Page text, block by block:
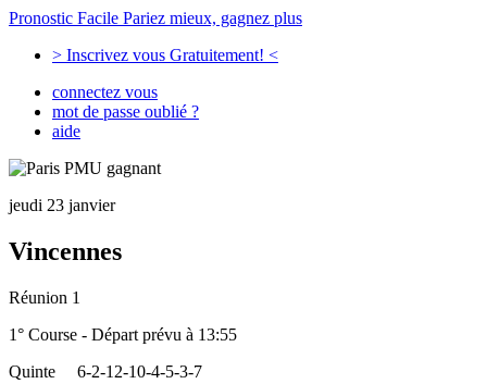
Pronostic Facile Pariez mieux, gagnez plus
> Inscrivez vous Gratuitement! <
connectez vous
mot de passe oublié ?
aide
jeudi 23 janvier
Vincennes
Réunion 1
1° Course - Départ prévu à 13:55
Quinte
6-2-12-10-4-5-3-7